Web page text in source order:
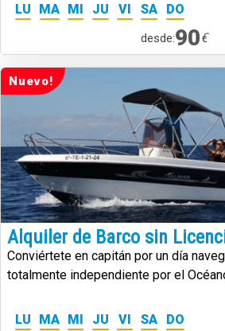
LU MA MI JU VI SA DO
desde:90€
Nuevo!
Alquiler de Barco sin
Conviértete en capitán por un día
totalmente independiente por el
LU MA MI JU VI SA DO